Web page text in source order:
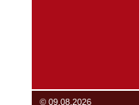
© 09.08.2026